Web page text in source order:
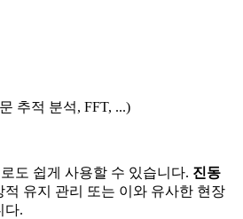
추적 분석, FFT, ...)
도 쉽게 사용할 수 있습니다. 진동
적 유지 관리 또는 이와 유사한 현장
다.